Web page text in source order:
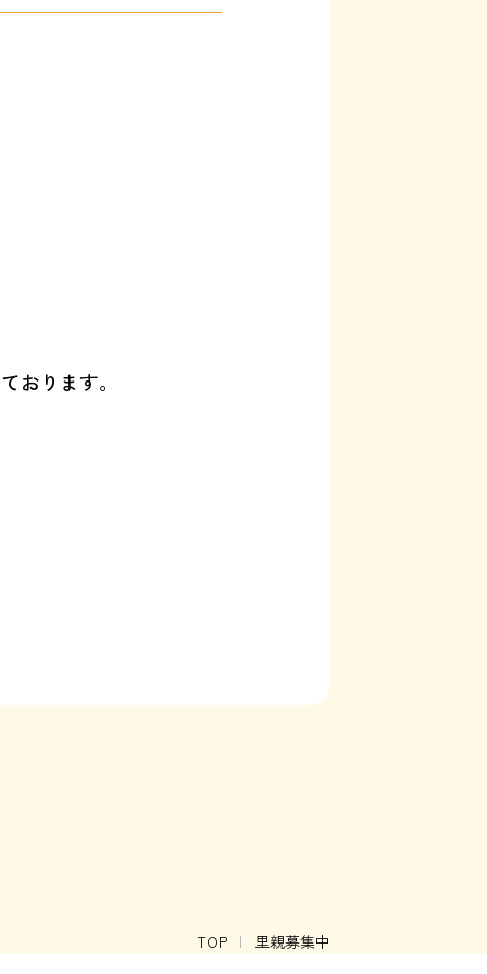
おります。
TOP 里親募集中